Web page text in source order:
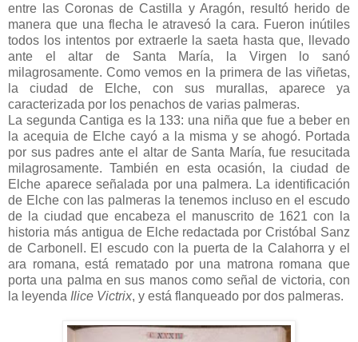
entre las Coronas de Castilla y Aragón, resultó herido de
manera que una flecha le atravesó la cara. Fueron inútiles
todos los intentos por extraerle la saeta hasta que, llevado
ante el altar de Santa María, la Virgen lo sanó
milagrosamente. Como vemos en la primera de las viñetas,
la ciudad de Elche, con sus murallas, aparece ya
caracterizada por los penachos de varias palmeras.
La segunda Cantiga es la 133: una niña que fue a beber en
la acequia de Elche cayó a la misma y se ahogó. Portada
por sus padres ante el altar de Santa María, fue resucitada
milagrosamente. También en esta ocasión, la ciudad de
Elche aparece señalada por una palmera. La identificación
de Elche con las palmeras la tenemos incluso en el escudo
de la ciudad que encabeza el manuscrito de 1621 con la
historia más antigua de Elche redactada por Cristóbal Sanz
de Carbonell. El escudo con la puerta de la Calahorra y el
ara romana, está rematado por una matrona romana que
porta una palma en sus manos como señal de victoria, con
la leyenda Ilice Victrix, y está flanqueado por dos palmeras.